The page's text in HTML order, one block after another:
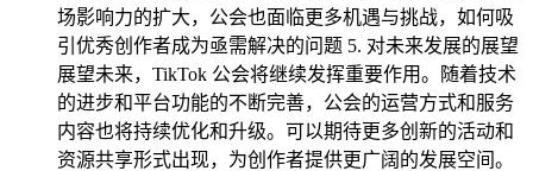
场影响力的扩大，公会也面临更多机遇与挑战，如何吸
引优秀创作者成为亟需解决的问题 5. 对未来发展的展望
展望未来，TikTok 公会将继续发挥重要作用。随着技术
的进步和平台功能的不断完善，公会的运营方式和服务
内容也将持续优化和升级。可以期待更多创新的活动和
资源共享形式出现，为创作者提供更广阔的发展空间。